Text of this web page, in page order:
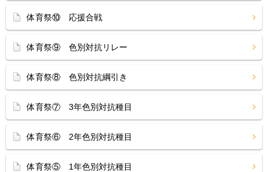
体育祭⑩ 応援合戦
体育祭⑨ 色別対抗リレー
体育祭⑧ 色別対抗綱引き
体育祭⑦ 3年色別対抗種目
体育祭⑥ 2年色別対抗種目
体育祭⑤ 1年色別対抗種目